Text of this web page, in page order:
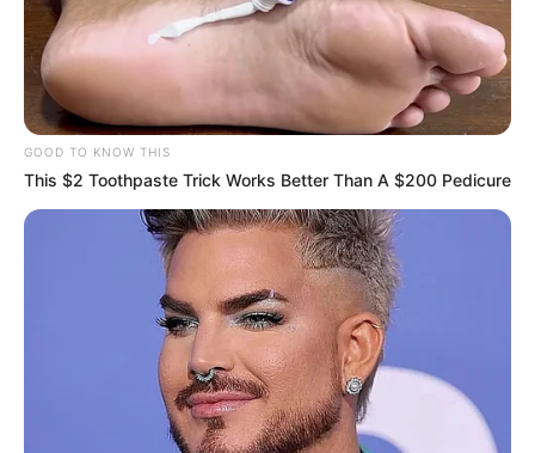
GOOD TO KNOW THIS
This $2 Toothpaste Trick Works Better Than A $200 Pedicure